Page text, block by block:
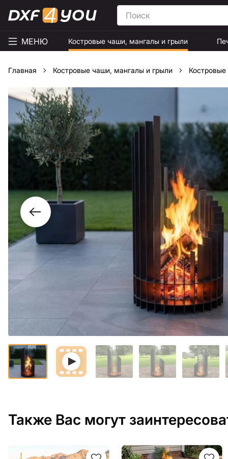
МЕНЮ Костровые чаши, мангалы и грыли
Главная Костровые чаши, мангалы и грыли
Также Вас могут